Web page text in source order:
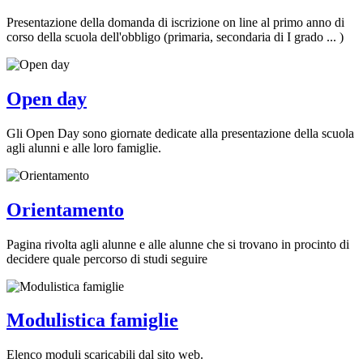
Presentazione della domanda di iscrizione on line al primo anno di
corso della scuola dell'obbligo (primaria, secondaria di I grado ... )
Open day
Gli Open Day sono giornate dedicate alla presentazione della scuola
agli alunni e alle loro famiglie.
Orientamento
Pagina rivolta agli alunne e alle alunne che si trovano in procinto di
decidere quale percorso di studi seguire
Modulistica famiglie
Elenco moduli scaricabili dal sito web.